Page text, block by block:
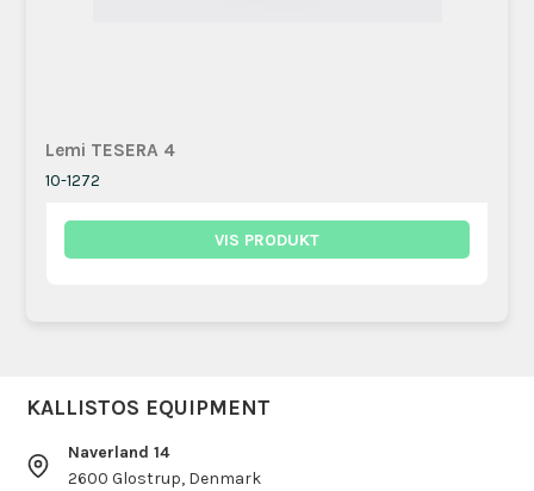
Lemi TESERA 4
10-1272
VIS PRODUKT
KALLISTOS EQUIPMENT
Naverland 14
2600 Glostrup, Denmark